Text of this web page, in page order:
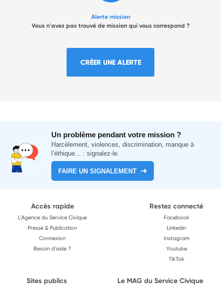
Alerte mission
Vous n'avez pas trouvé de mission qui vous correspond ?
CRÉER UNE ALERTE
Un problème pendant votre mission ?
Harcèlement, violences, discrimination, manque à
l’éthique... : signalez-le.
FAIRE UN SIGNALEMENT
Accès rapide
L'Agence du Service Civique
Presse & Publication
Connexion
Besoin d'aide ?
Restez connecté
Facebook
Linkedin
Instagram
Youtube
TikTok
Sites publics Le MAG du Service Civique